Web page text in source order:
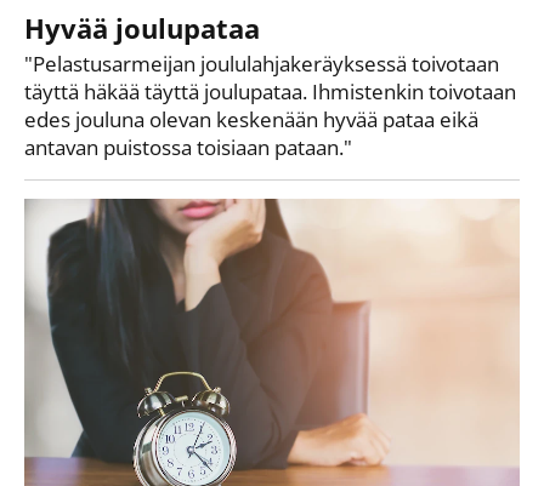
Hyvää joulupataa
"Pelastusarmeijan joululahjakeräyksessä toivotaan
täyttä häkää täyttä joulupataa. Ihmistenkin toivotaan
edes jouluna olevan keskenään hyvää pataa eikä
antavan puistossa toisiaan pataan."